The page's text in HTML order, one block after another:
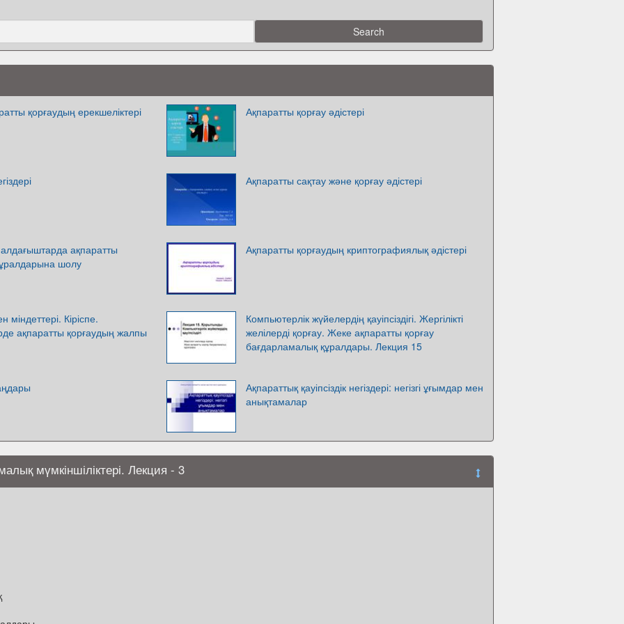
қорғаудың ерекшеліктері Ақпаратты қорғау әдістері
Ақпаратты сақтау және қорғау әдістері
ақпаратты
шолу
Ақпаратты қорғаудың криптографиялық әдістері
Кіріспе.
ақпаратты қорғаудың жалпы
Компьютерлік жүйелердің қауіпсіздігі. Жергілікті
желілерді қорғау. Жеке ақпаратты қорғау
бағдарламалық құралдары. Лекция 15
Ақпараттық қауіпсіздік негіздері: негізгі ұғымдар мен
анықтамалар
мүмкіншіліктері. Лекция - 3